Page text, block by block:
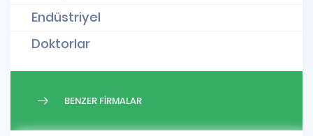
Endüstriyel
Doktorlar
BENZER FİRMALAR